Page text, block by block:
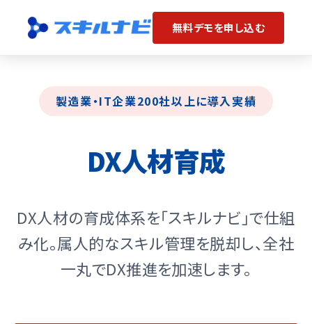
content
無料デモを申し込む
製造業・IT企業200社以上に導入実績
DX人材育成
DX人材の育成体系を「スキルナビ」で仕組
み化。属人的なスキル管理を脱却し、全社
一丸でDX推進を加速します。